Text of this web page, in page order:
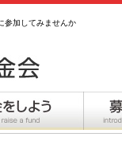
参加してみませんか